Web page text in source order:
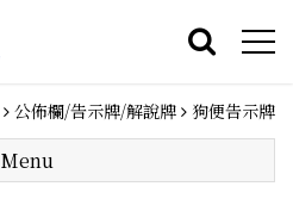
公佈欄/告示牌/解說牌 狗便告示牌
Menu